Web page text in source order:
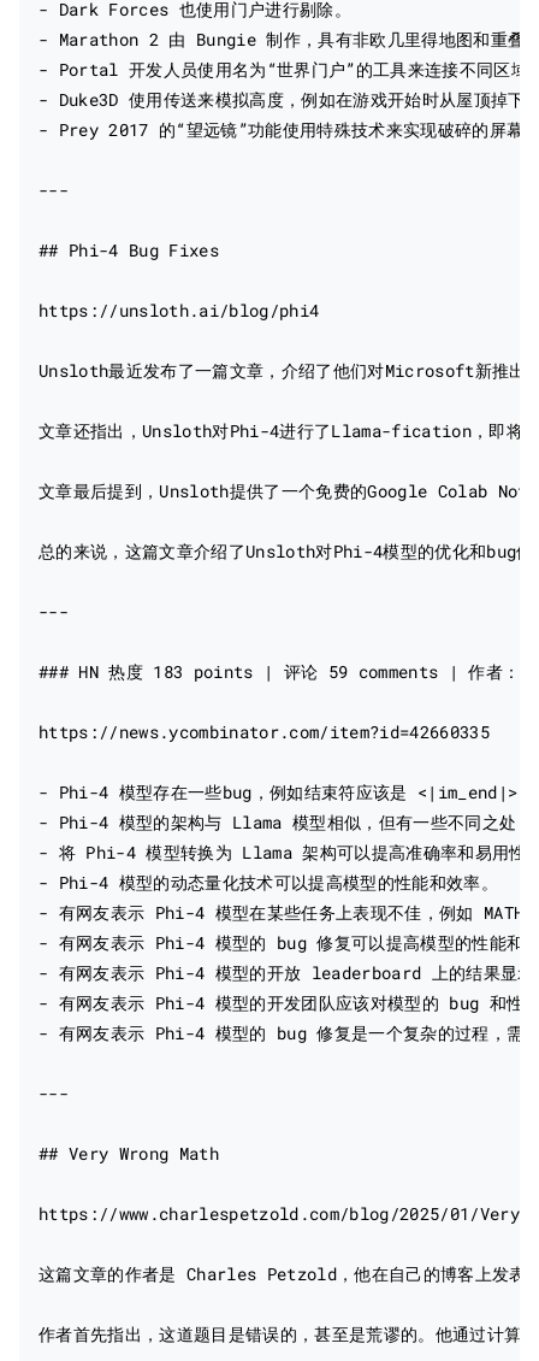
- Dark Forces 也使用门户进行剔除。
- Marathon 2 由 Bungie 制作，具有非欧几里得地图和重叠
- Portal 开发人员使用名为“世界门户”的工具来连接不同区域
- Duke3D 使用传送来模拟高度，例如在游戏开始时从屋顶掉下
- Prey 2017 的“望远镜”功能使用特殊技术来实现破碎的屏幕
---
## Phi-4 Bug Fixes
https://unsloth.ai/blog/phi4
Unsloth最近发布了一篇文章，介绍了他们对Microsoft新推
文章还指出，Unsloth对Phi-4进行了Llama-fication，即将
文章最后提到，Unsloth提供了一个免费的Google Colab
总的来说，这篇文章介绍了Unsloth对Phi-4模型的优化和
---
### HN 热度 183 points | 评论 59 comments | 作者：
https://news.ycombinator.com/item?id=42660335
- Phi-4 模型存在一些bug，例如结束符应该是 <|im_end|>
- Phi-4 模型的架构与 Llama 模型相似，但有一些不同之处，
- 将 Phi-4 模型转换为 Llama 架构可以提高准确率和易用性
- Phi-4 模型的动态量化技术可以提高模型的性能和效率。
- 有网友表示 Phi-4 模型在某些任务上表现不佳，例如 MATH
- 有网友表示 Phi-4 模型的 bug 修复可以提高模型的性能和
- 有网友表示 Phi-4 模型的开放 leaderboard 上的结果显示
- 有网友表示 Phi-4 模型的开发团队应该对模型的 bug 和性
- 有网友表示 Phi-4 模型的 bug 修复是一个复杂的过程，需要
---
## Very Wrong Math
https://www.charlespetzold.com/blog/2025/01/Very-
这篇文章的作者是 Charles Petzold，他在自己的博客上发表了
作者首先指出，这道题目是错误的，甚至是荒谬的。他通过计算